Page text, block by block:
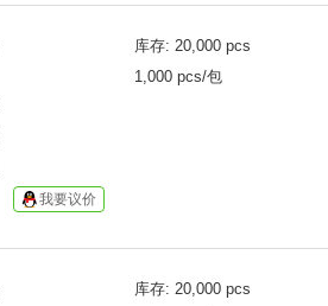
我要议价
库存: 20,000 pcs
1,000 pcs/包
库存: 20,000 pcs